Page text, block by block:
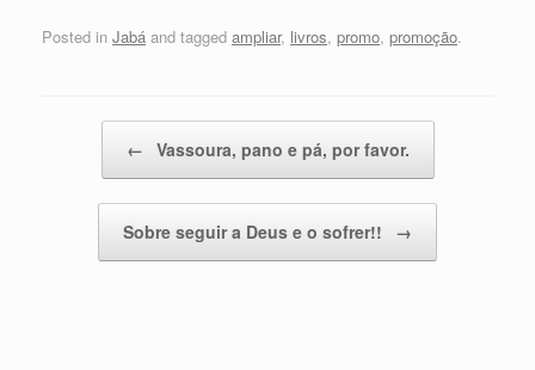
Posted in Jabá and tagged ampliar, livros, promo, promoção.
← Vassoura, pano e pá, por favor.
Sobre seguir a Deus e o sofrer!! →